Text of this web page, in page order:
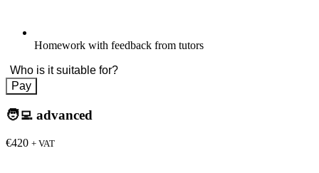
Homework with feedback from tutors
Who is it suitable for?
Pay
🧑‍💻 advanced
€420 + VAT